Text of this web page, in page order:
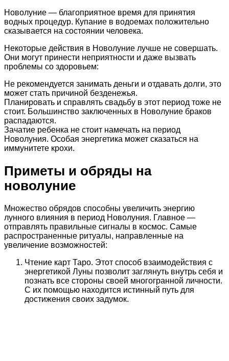
Новолуние — благоприятное время для принятия
водных процедур. Купание в водоемах положительно
сказывается на состоянии человека.
Некоторые действия в Новолуние лучше не совершать.
Они могут принести неприятности и даже вызвать
проблемы со здоровьем:
Не рекомендуется занимать деньги и отдавать долги, это
может стать причиной безденежья.
Планировать и справлять свадьбу в этот период тоже не
стоит. Большинство заключенных в Новолуние браков
распадаются.
Зачатие ребенка не стоит намечать на период
Новолуния. Особая энергетика может сказаться на
иммунитете крохи.
Приметы и обряды на
новолуние
Множество обрядов способны увеличить энергию
лунного влияния в период Новолуния. Главное —
отправлять правильные сигналы в космос. Самые
распространенные ритуалы, направленные на
увеличение возможностей:
Чтение карт Таро. Этот способ взаимодействия с
энергетикой Луны позволит заглянуть внутрь себя и
познать все стороны своей многогранной личности.
С их помощью находится истинный путь для
достижения своих задумок.